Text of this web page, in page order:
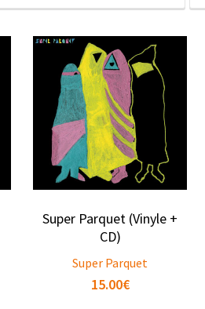
Super Parquet (Vinyle +
CD)
Super Parquet
15.00€